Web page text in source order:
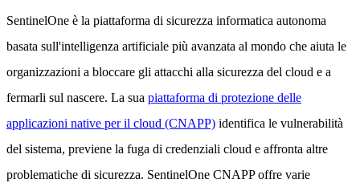
SentinelOne è la piattaforma di sicurezza informatica autonoma
basata sull'intelligenza artificiale più avanzata al mondo che aiuta le
organizzazioni a bloccare gli attacchi alla sicurezza del cloud e a
fermarli sul nascere. La sua piattaforma di protezione delle
applicazioni native per il cloud (CNAPP) identifica le vulnerabilità
del sistema, previene la fuga di credenziali cloud e affronta altre
problematiche di sicurezza. SentinelOne CNAPP offre varie